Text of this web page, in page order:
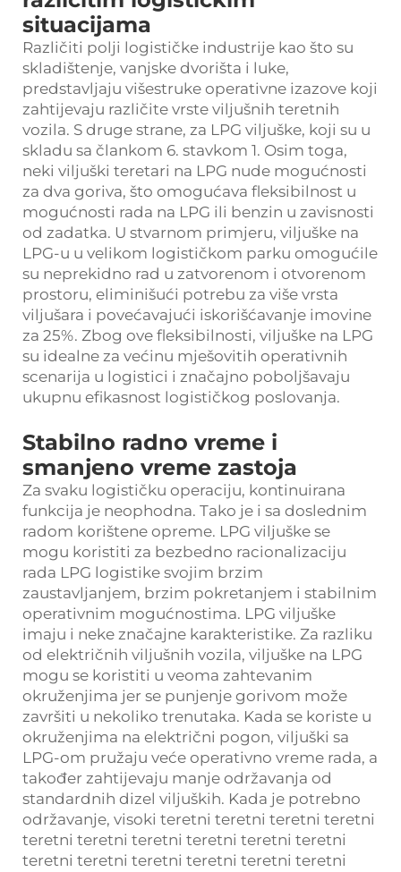
situacijama
Različiti polji logističke industrije kao što su
skladištenje, vanjske dvorišta i luke,
predstavljaju višestruke operativne izazove koji
zahtijevaju različite vrste viljušnih teretnih
vozila. S druge strane, za LPG viljuške, koji su u
skladu sa člankom 6. stavkom 1. Osim toga,
neki viljuški teretari na LPG nude mogućnosti
za dva goriva, što omogućava fleksibilnost u
mogućnosti rada na LPG ili benzin u zavisnosti
od zadatka. U stvarnom primjeru, viljuške na
LPG-u u velikom logističkom parku omogućile
su neprekidno rad u zatvorenom i otvorenom
prostoru, eliminišući potrebu za više vrsta
viljušara i povećavajući iskorišćavanje imovine
za 25%. Zbog ove fleksibilnosti, viljuške na LPG
su idealne za većinu mješovitih operativnih
scenarija u logistici i značajno poboljšavaju
ukupnu efikasnost logističkog poslovanja.
Stabilno radno vreme i
smanjeno vreme zastoja
Za svaku logističku operaciju, kontinuirana
funkcija je neophodna. Tako je i sa doslednim
radom korištene opreme. LPG viljuške se
mogu koristiti za bezbedno racionalizaciju
rada LPG logistike svojim brzim
zaustavljanjem, brzim pokretanjem i stabilnim
operativnim mogućnostima. LPG viljuške
imaju i neke značajne karakteristike. Za razliku
od električnih viljušnih vozila, viljuške na LPG
mogu se koristiti u veoma zahtevanim
okruženjima jer se punjenje gorivom može
završiti u nekoliko trenutaka. Kada se koriste u
okruženjima na električni pogon, viljuški sa
LPG-om pružaju veće operativno vreme rada, a
također zahtijevaju manje održavanja od
standardnih dizel viljuških. Kada je potrebno
održavanje, visoki teretni teretni teretni teretni
teretni teretni teretni teretni teretni teretni
teretni teretni teretni teretni teretni teretni